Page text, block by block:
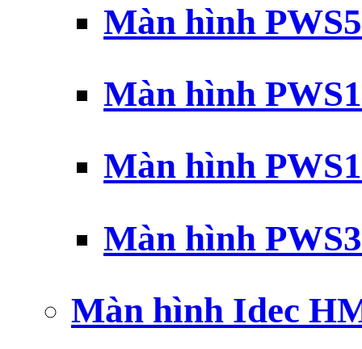
Màn hình
Màn hình
Màn hình
Màn hình
Màn hình Idec